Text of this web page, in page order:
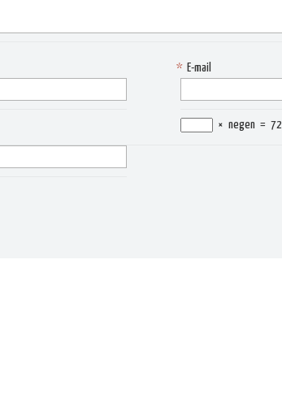
E-mail
*
× negen = 72